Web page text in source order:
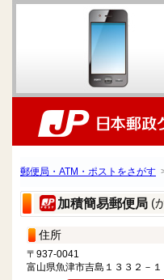
郵便局・ATM・ポストをさがす
加積簡易郵便局 (
住所
〒937-0041
富山県魚津市吉島１３３２－１